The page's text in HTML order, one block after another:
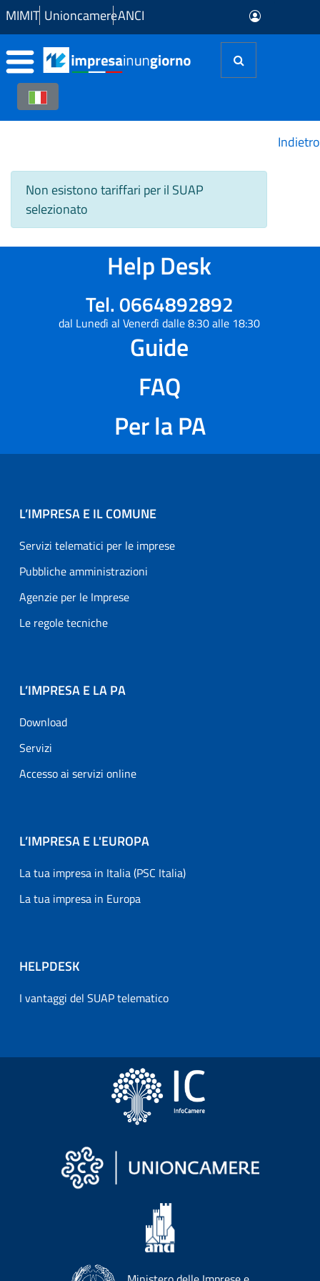
Skip to Main Content
MIMIT UnioncamereANCI
Non esistono tariffari per il SUAP
selezionato
Indietro
Help Desk
Tel. 0664892892
dal Lunedì al Venerdì dalle 8:30 alle 18:30
Guide
FAQ
Per la PA
L’IMPRESA E IL COMUNE
Servizi telematici per le imprese
Pubbliche amministrazioni
Agenzie per le Imprese
Le regole tecniche
L’IMPRESA E LA PA
Download
Servizi
Accesso ai servizi online
L’IMPRESA E L'EUROPA
La tua impresa in Italia (PSC Italia)
La tua impresa in Europa
HELPDESK
I vantaggi del SUAP telematico